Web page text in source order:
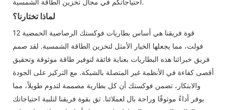
لماذا تختارنا؟
قوة فريقنا هي أساس بطاريات فوكستك الرصاصية الحمضية 12
فولت، مما يجعلها الخيار الأمثل لتخزين الطاقة الشمسية. لقد صمم
فريق خبرائنا هذه البطاريات بعناية فائقة لتوفير طاقة موثوقة وتحقيق
أقصى كفاءة في الأنظمة غير المتصلة بالشبكة. مع التركيز على الجودة
والابتكار، تضمن فوكستك أن كل بطارية مصممة لتدوم طويلاً، مما
يوفر أداءً موثوقًا وراحة بال لعملائنا. ثق بقوة فريقنا لتلبية احتياجاتك